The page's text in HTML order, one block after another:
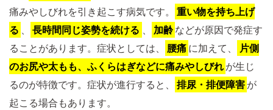
痛みやしびれを引き起こす病気です。
重い物を持ち上げ
る 、 長時間同じ姿勢を続ける 、 加齢 などが原因で発症す
ることがあります。症状としては、
腰痛 に加えて、
片側
のお尻や太もも、ふくらはぎなどに痛みやしびれ が生じ
るのが特徴です。症状が進行すると、
排尿・排便障害 が
起こる場合もあります。